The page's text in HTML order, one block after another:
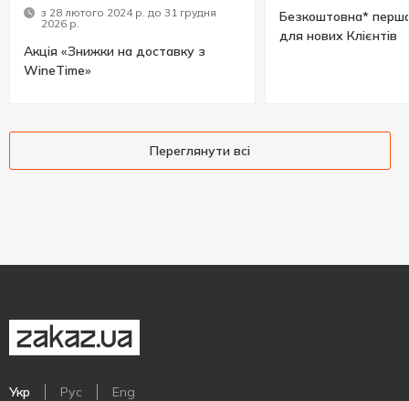
з 28 лютого 2024 р. до 31 грудня
2026 р.
Акція «Знижки на доставку з
WineTime»
Безкоштовна*
для нових Клієнтів
Переглянути всі
Укр Рус Eng